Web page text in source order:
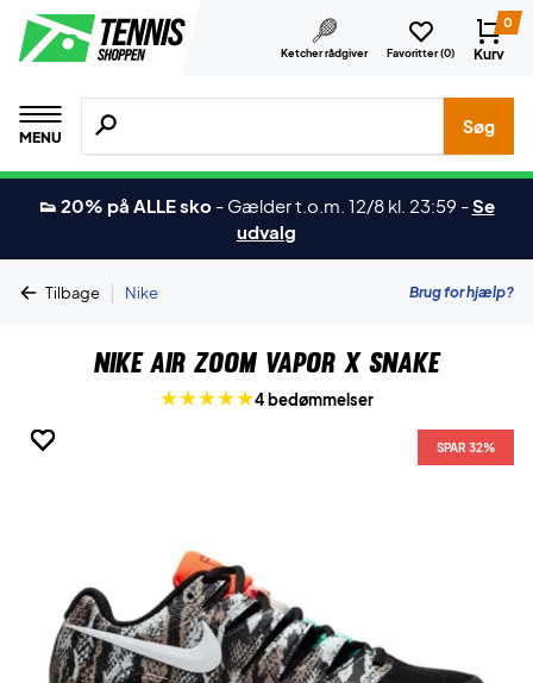
Ketcher rådgiver Favoritter (0)
0
Kurv
MENU
Søg efter produkter, mærker etc.
Søg
👟 20% på ALLE sko - Gælder t.o.m. 12/8 kl. 23:59 -Se
udvalg
Tilbage | Nike Brug for hjælp?
Nike Air Zoom Vapor X Snake
4 bedømmelser
SPAR 32%
SPAR 32%
SPAR 32%
SPAR 32%
SPAR 32%
SPAR 32%
SPAR 32%
SPAR 32%